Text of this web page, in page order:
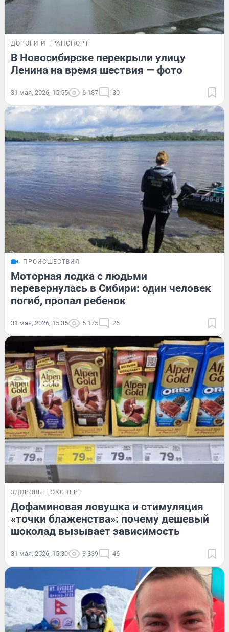
ДОРОГИ И ТРАНСПОРТ
В Новосибирске перекрыли улицу
Ленина на время шествия — фото
31 мая, 2026, 15:55 6 187 30
ПРОИСШЕСТВИЯ
Моторная лодка с людьми
перевернулась в Сибири: один человек
погиб, пропал ребенок
31 мая, 2026, 15:35 5 175 26
ЗДОРОВЬЕ ЭКСПЕРТ
Дофаминовая ловушка и стимуляция
«точки блаженства»: почему дешевый
шоколад вызывает зависимость
31 мая, 2026, 15:30 3 339 46